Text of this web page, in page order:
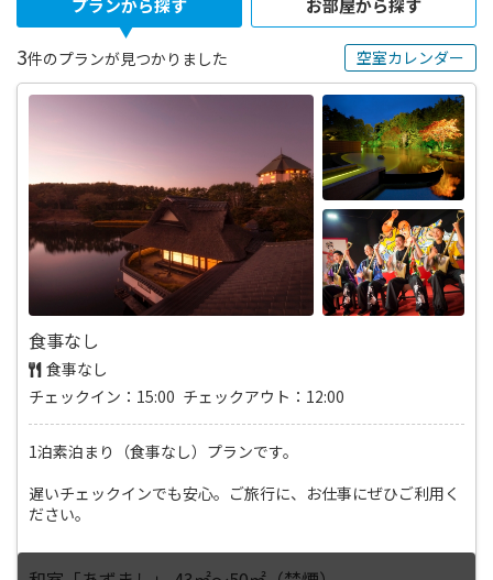
3件のプランが見つかりました 空室カレンダー
食事なし
食事なし
チェックイン：15:00 チェックアウト：12:00
1泊素泊まり（食事なし）プランです。
遅いチェックインでも安心。ご旅行に、お仕事にぜひご利用く
ださい。